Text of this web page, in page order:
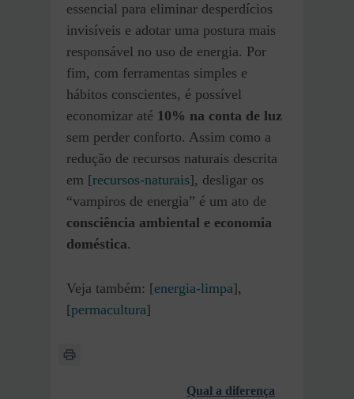
essencial para eliminar desperdícios
invisíveis e adotar uma postura mais
responsável no uso de energia. Por
fim, com ferramentas simples e
hábitos conscientes, é possível
economizar até 10% na conta de luz
sem perder conforto. Assim como a
redução de recursos naturais descrita
em [recursos-naturais], desligar os
“vampiros de energia” é um ato de
consciência ambiental e economia
doméstica.
Veja também: [energia-limpa],
[permacultura]
Qual a diferença